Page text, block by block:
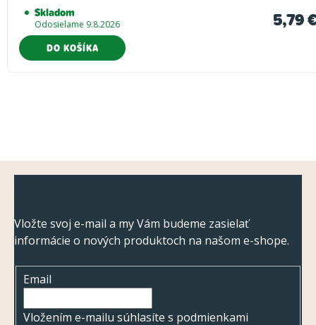
Skladom
Odosielame 9.8.2026 5,79
DO KOŠÍKA
Vložte svoj e-mail a my Vám budeme zasielať
informácie o nových produktoch na našom e-shope.
Email
Vložením e-mailu súhlasíte s podmienkami